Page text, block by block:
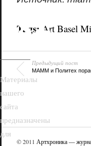
Tags: Art Basel
Предыдущий пост
МАММ и Политех
© 2011 Артхроника —
18+
Материалы
нашего
сайта
предназначены
для